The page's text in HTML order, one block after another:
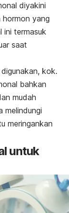
diyakini
hormon yang
ini termasuk
saat
kok.
bahkan
mudah
melindungi
meringankan
untuk